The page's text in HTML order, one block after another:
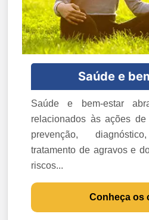
Saúde e
Saúde e bem-estar
relacionados às ações
prevenção,
tratamento de agravos e
riscos...
Conheça os